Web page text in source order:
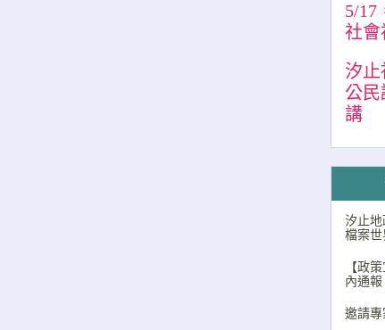
5/17
社會
汐止
公
講
汐止
檔案
【政
內通
邀請